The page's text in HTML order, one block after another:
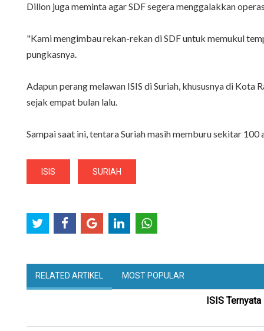
Dillon juga meminta agar SDF segera menggalakkan
"Kami mengimbau rekan-rekan di SDF untuk memukul
pungkasnya.
Adapun perang melawan ISIS di Suriah, khususnya di
sejak empat bulan lalu.
Sampai saat ini, tentara Suriah masih memburu sekitar
ISIS SURIAH
RELATED ARTIKEL MOST POPULAR
ISIS